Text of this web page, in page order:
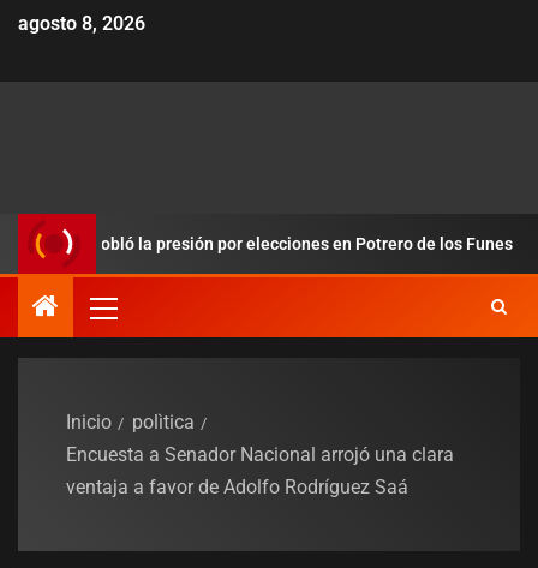
agosto 8, 2026
redobló la presión por elecciones en Potrero de los Funes
Inicio
polìtica
Encuesta a Senador Nacional arrojó una clara
ventaja a favor de Adolfo Rodríguez Saá